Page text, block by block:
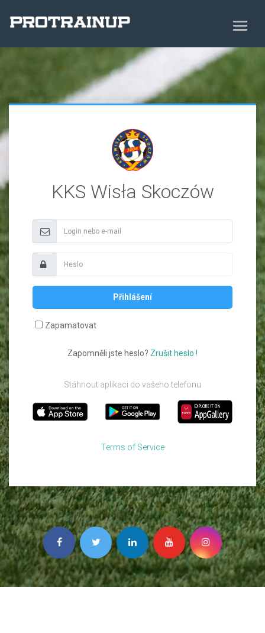
KKS Wisła Skoczów
Přihlášení
Zapamatovat
Zapomněli jste heslo? Zrušit heslo !
Stáhnout aplikaci do vašeho telefonu
Terms of Service